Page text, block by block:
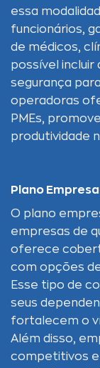
essa
funcionários,
de médicos,
possível
segurança
operadoras
PMEs,
produtividade
Plano
O plano
empresas de
oferece
com opções
Esse tipo de
seus
fortalecem o
Além disso,
competitivos e